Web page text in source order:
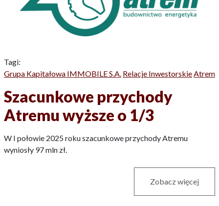
Tagi:
Grupa Kapitałowa IMMOBILE S.A. Relacje InwestorskieAtrem
Szacunkowe przychody
Atremu wyższe o 1/3
W I połowie 2025 roku szacunkowe przychody Atremu
wyniosły 97 mln zł.
Zobacz więcej